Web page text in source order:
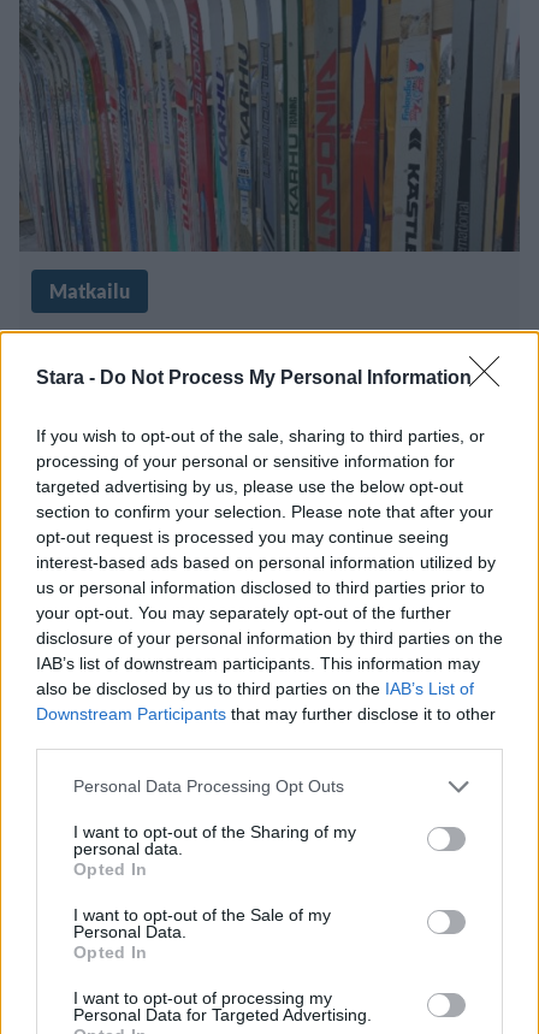
Stara - Do Not Process My Personal Information
If you wish to opt-out of the sale, sharing to third parties, or
processing of your personal or sensitive information for
targeted advertising by us, please use the below opt-out
section to confirm your selection. Please note that after your
opt-out request is processed you may continue seeing
interest-based ads based on personal information utilized by
us or personal information disclosed to third parties prior to
your opt-out. You may separately opt-out of the further
disclosure of your personal information by third parties on the
IAB’s list of downstream participants. This information may
also be disclosed by us to third parties on the IAB’s List of
Downstream Participants that may further disclose it to other
Personal Data Processing Opt Outs
I want to opt-out of the Sharing of my
personal data.
Opted In
I want to opt-out of the Sale of my
Personal Data.
Opted In
I want to opt-out of processing my
Personal Data for Targeted Advertising.
Matkailu
Salppurin kisoissa saa juoda
samppanjaa taivaalla – VIP-
vieraille saunoja ja
erikoisohjelmaa
Festarit
16.6.2022, 11:30